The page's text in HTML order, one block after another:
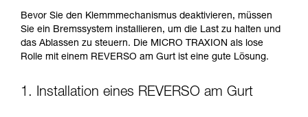
aufmerksam durch, bevor Sie diesen zu Rate
ziehen. Um diese Zusatzinformationen
verstehen zu können, müssen Sie zuerst die in
der Gebrauchsanweisung enthaltenen
Die Beherrschung dieser Techniken setzt eine
Bevor Sie den Klemmmechanismus deaktivieren, müssen
Sie ein Bremssystem installieren, um die Last zu halten und
das Ablassen zu steuern. Die MICRO TRAXION als lose
Rolle mit einem REVERSO am Gurt ist eine gute Lösung.
1. Installation eines REVERSO am Gurt